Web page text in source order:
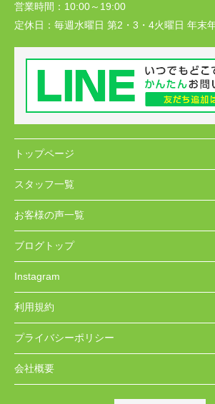
営業時間： 10:00～19:00
定休日： 毎週水曜日 第2・3・4火曜日 年末
トップページ
スタッフ一覧
お客様の声一覧
ブログトップ
Instagram
利用規約
プライバシーポリシー
会社概要